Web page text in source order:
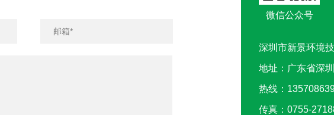
微信公众号
深圳市新景环境
地址：广东省深
热线：
传真：0755-